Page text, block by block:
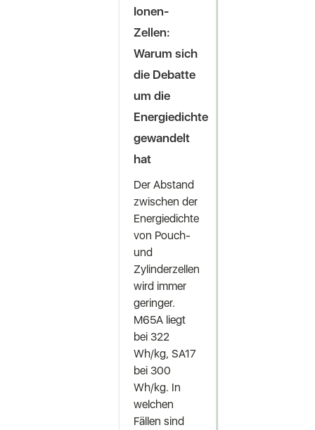
Ionen-
Zellen:
Warum sich
die Debatte
um die
Energiedichte
gewandelt
hat
Der Abstand
zwischen der
Energiedichte
von Pouch-
und
Zylinderzellen
wird immer
geringer.
M65A liegt
bei 322
Wh/kg, SA17
bei 300
Wh/kg. In
welchen
Fällen sind